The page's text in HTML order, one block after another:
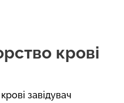
крові
завідувач